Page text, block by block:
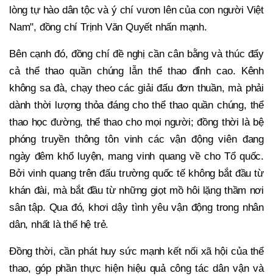
lòng tự hào dân tộc và ý chí vươn lên của con người Việt
Nam", đồng chí Trịnh Văn Quyết nhấn mạnh.
Bên cạnh đó, đồng chí đề nghị cần cân bằng và thúc đẩy
cả thể thao quần chúng lẫn thể thao đỉnh cao. Kênh
không sa đà, chạy theo các giải đấu đơn thuần, mà phải
dành thời lượng thỏa đáng cho thể thao quần chúng, thể
thao học đường, thể thao cho mọi người; đồng thời là bệ
phóng truyền thông tôn vinh các vận động viên đang
ngày đêm khổ luyện, mang vinh quang về cho Tổ quốc.
Bởi vinh quang trên đấu trường quốc tế không bắt đầu từ
khán đài, mà bắt đầu từ những giọt mồ hôi lặng thầm nơi
sân tập. Qua đó, khơi dậy tình yêu vận động trong nhân
dân, nhất là thế hệ trẻ.
Đồng thời, cần phát huy sức mạnh kết nối xã hội của thể
thao, góp phần thực hiện hiệu quả công tác dân vận và